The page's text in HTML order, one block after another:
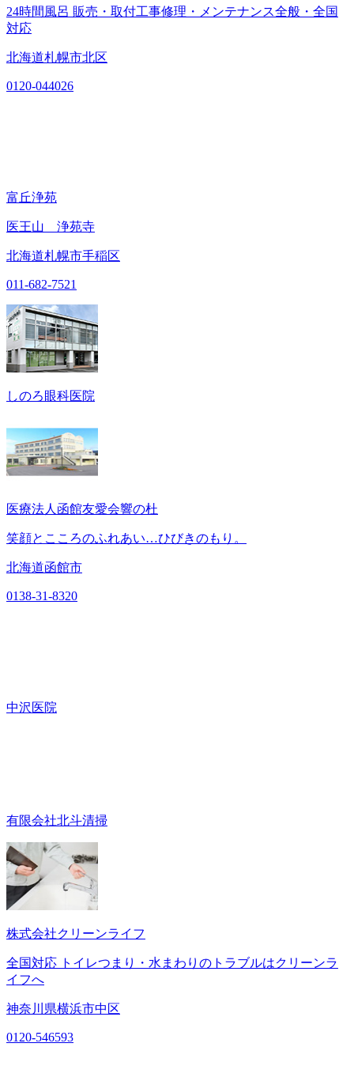
24時間風呂 販売・取付工事修理・メンテナンス全般・全国
対応
北海道札幌市北区
0120-044026
富丘浄苑
医王山 浄苑寺
北海道札幌市手稲区
011-682-7521
しのろ眼科医院
医療法人函館友愛会響の杜
笑顔とこころのふれあい…ひびきのもり。
北海道函館市
0138-31-8320
中沢医院
有限会社北斗清掃
株式会社クリーンライフ
全国対応 トイレつまり・水まわりのトラブルはクリーンラ
イフへ
神奈川県横浜市中区
0120-546593